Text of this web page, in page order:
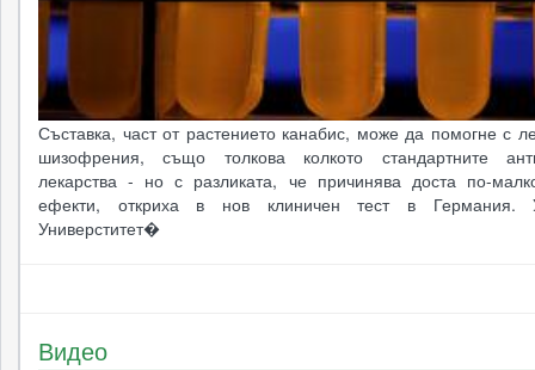
Съставка, част от растението канабис, може да помогне с
шизофрения, също толкова колкото стандартните
лекарства - но с разликата, че причинява доста по-
ефекти, откриха в нов клиничен тест в Германия.
Универститет�
Видео